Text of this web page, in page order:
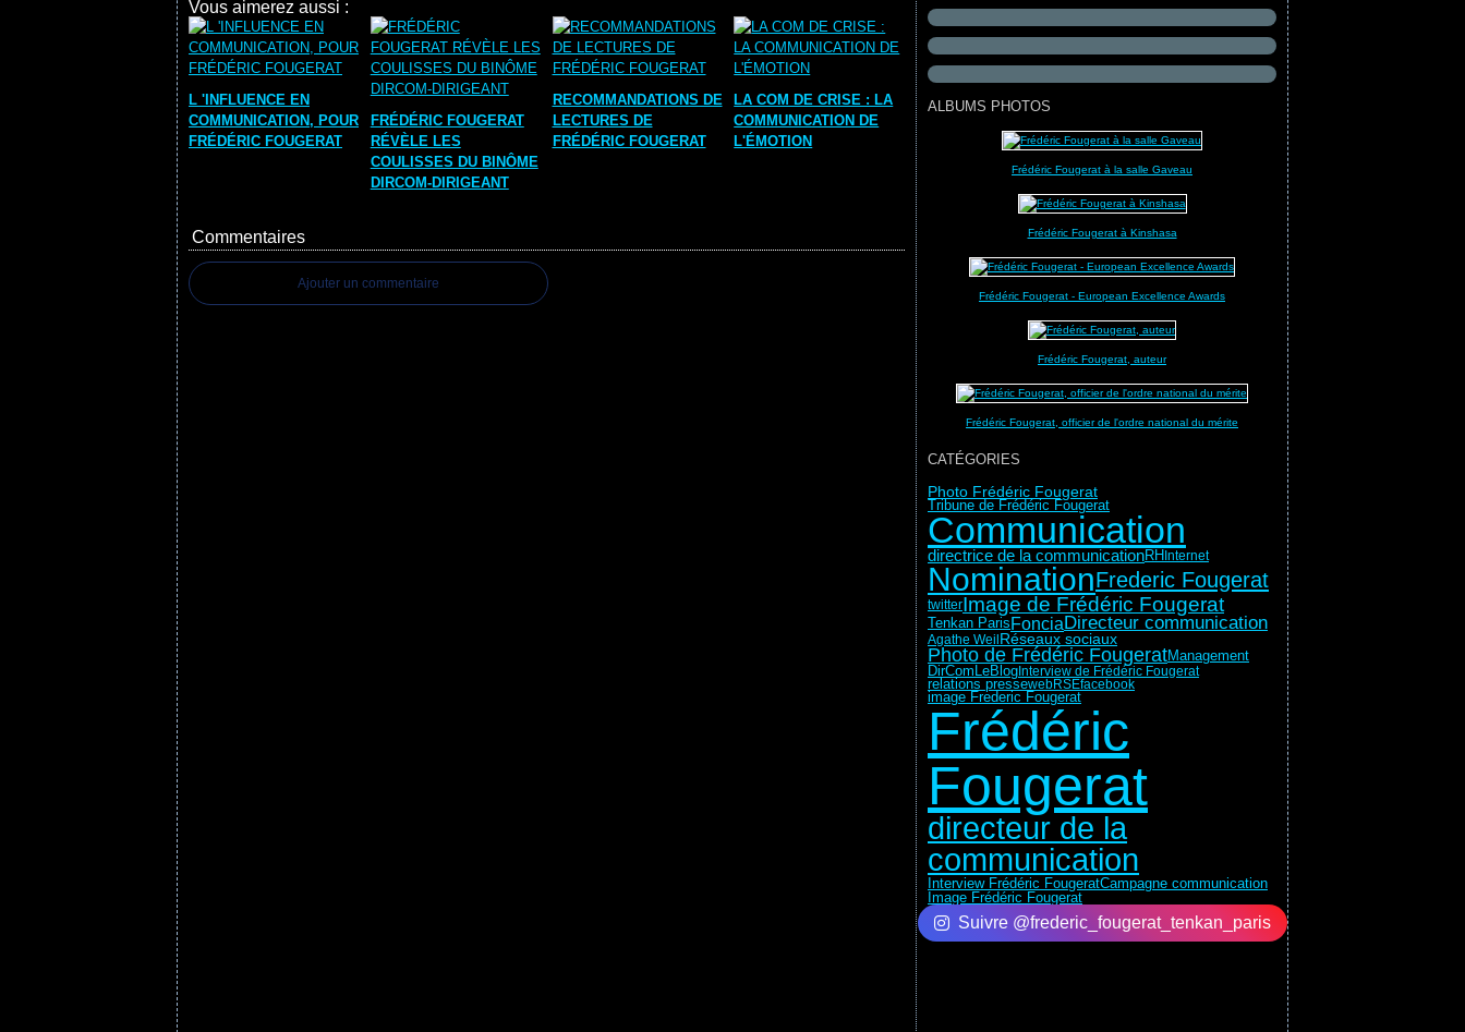
Vous aimerez aussi :
L 'INFLUENCE EN
COMMUNICATION, POUR
FRÉDÉRIC FOUGERAT
FRÉDÉRIC FOUGERAT
RÉVÈLE LES
COULISSES DU BINÔME
DIRCOM-DIRIGEANT
RECOMMANDATIONS DE
LECTURES DE
FRÉDÉRIC FOUGERAT
LA COM DE CRISE : LA
COMMUNICATION DE
L'ÉMOTION
Commentaires
Ajouter un commentaire
ALBUMS PHOTOS
Frédéric Fougerat à la salle Gaveau
Frédéric Fougerat à Kinshasa
Frédéric Fougerat - European Excellence Awards
Frédéric Fougerat, auteur
Frédéric Fougerat, officier de l'ordre national du mérite
CATÉGORIES
Photo Frédéric Fougerat
Tribune de Frédéric Fougerat
Communication
directrice de la communicationRH Internet
NominationFrederic Fougerat
twitterImage de Frédéric Fougerat
Tenkan Paris FonciaDirecteur communication
Agathe WeilRéseaux sociaux
Photo de Frédéric FougeratManagement
DirComLeBlog Interview de Frédéric Fougerat
relations pressewebRSEfacebook
image Frederic Fougerat
Frédéric
Fougerat
directeur de la
communication
Interview Frédéric FougeratCampagne communication
Image Frédéric Fougerat
Suivre @frederic_fougerat_tenkan_paris